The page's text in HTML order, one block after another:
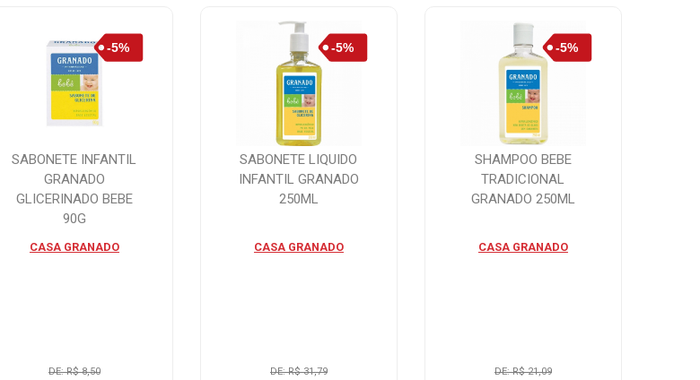
SABONETE INFANTIL
GRANADO
GLICERINADO BEBE
90G
CASA GRANADO
DE: R$ 8,50
SABONETE LIQUIDO
INFANTIL GRANADO
250ML
CASA GRANADO
DE: R$ 31,79
SHAMPOO BEBE
TRADICIONAL
GRANADO 250ML
CASA GRANADO
DE: R$ 21,09